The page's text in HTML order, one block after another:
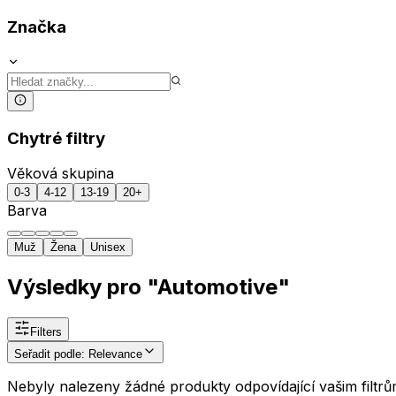
Značka
Chytré filtry
Věková skupina
0-3 4-12 13-19 20+
Barva
Muž Žena Unisex
Výsledky pro "Automotive"
Filters
Seřadit podle: Relevance
Nebyly nalezeny žádné produkty odpovídající vašim